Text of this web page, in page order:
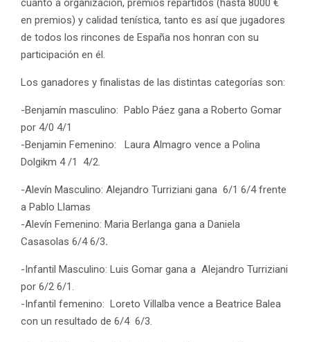
cuanto a organización, premios repartidos (hasta 8000 €
en premios) y calidad tenística, tanto es así que jugadores
de todos los rincones de España nos honran con su
participación en él.
Los ganadores y finalistas de las distintas categorías son:
-Benjamín masculino: Pablo Páez gana a Roberto Gomar
por 4/0 4/1
-Benjamin Femenino: Laura Almagro vence a Polina
Dolgikm 4 /1 4/2.
-Alevín Masculino: Alejandro Turriziani gana 6/1 6/4 frente
a Pablo Llamas
-Alevín Femenino: Maria Berlanga gana a Daniela
Casasolas 6/4 6/3.
-Infantil Masculino: Luis Gomar gana a Alejandro Turriziani
por 6/2 6/1.
-Infantil femenino: Loreto Villalba vence a Beatrice Balea
con un resultado de 6/4 6/3.